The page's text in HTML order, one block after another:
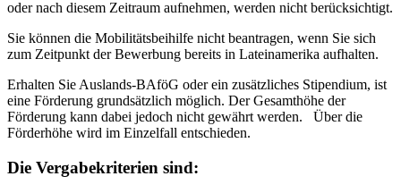
oder nach diesem Zeitraum aufnehmen, werden nicht berücksichtigt.
Sie können die Mobilitätsbeihilfe nicht beantragen, wenn Sie sich
zum Zeitpunkt der Bewerbung bereits in Lateinamerika aufhalten.
Erhalten Sie Auslands-BAföG oder ein zusätzliches Stipendium, ist
eine Förderung grundsätzlich möglich. Der Gesamthöhe der
Förderung kann dabei jedoch nicht gewährt werden. Über die
Förderhöhe wird im Einzelfall entschieden.
Die Vergabekriterien sind: